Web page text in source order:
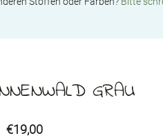
GRAU
€19,00